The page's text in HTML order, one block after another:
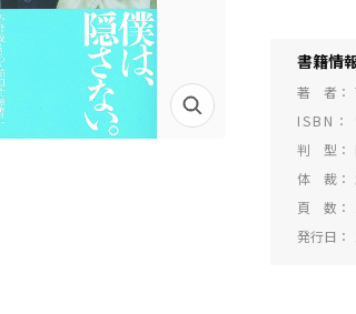
書籍情
著 者
ISBN
判 型
体 裁
頁 数
発行日